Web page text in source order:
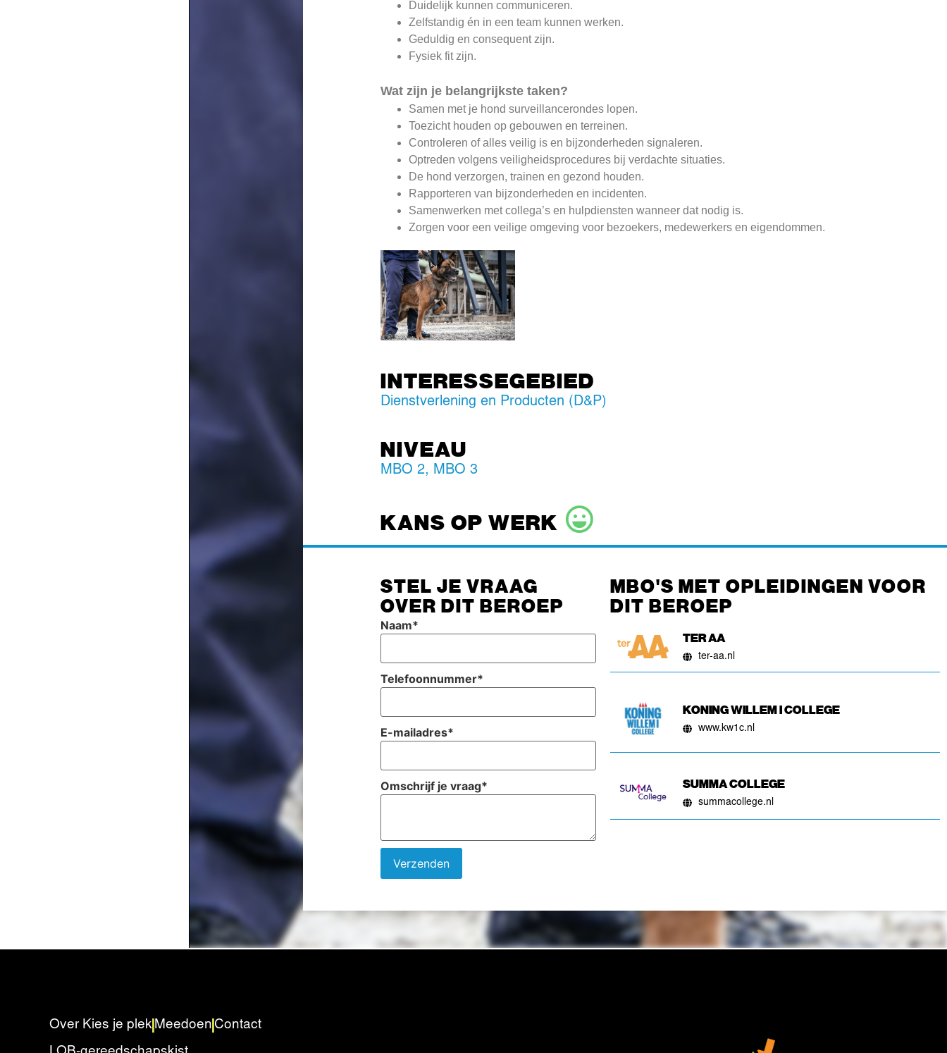
Duidelijk kunnen communiceren.
Zelfstandig én in een team kunnen werken.
Geduldig en consequent zijn.
Fysiek fit zijn.
Wat zijn je belangrijkste taken?
Samen met je hond surveillancerondes lopen.
Toezicht houden op gebouwen en terreinen.
Controleren of alles veilig is en bijzonderheden signaleren.
Optreden volgens veiligheidsprocedures bij verdachte situaties.
De hond verzorgen, trainen en gezond houden.
Rapporteren van bijzonderheden en incidenten.
Samenwerken met collega’s en hulpdiensten wanneer dat nodig is.
Zorgen voor een veilige omgeving voor bezoekers, medewerkers en eigendommen.
INTERESSEGEBIED
Dienstverlening en Producten (D&P)
NIVEAU
MBO 2, MBO 3
KANS OP WERK
STEL JE VRAAG
OVER DIT BEROEP
Naam*
Telefoonnummer*
E-mailadres*
Omschrijf je vraag*
Verzenden
MBO'S MET OPLEIDINGEN VOOR
DIT BEROEP
TER AA
ter-aa.nl
KONING WILLEM I COLLEGE
www.kw1c.nl
SUMMA COLLEGE
summacollege.nl
Over Kies je plek Meedoen Contact